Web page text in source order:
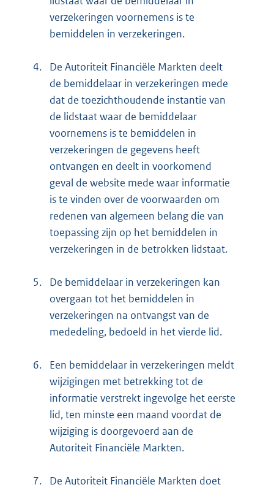
verzekeringen voornemens is te
bemiddelen in verzekeringen.
4.
De Autoriteit Financiële Markten deelt
de bemiddelaar in verzekeringen mede
dat de toezichthoudende instantie van
de lidstaat waar de bemiddelaar
voornemens is te bemiddelen in
verzekeringen de gegevens heeft
ontvangen en deelt in voorkomend
geval de website mede waar informatie
is te vinden over de voorwaarden om
redenen van algemeen belang die van
toepassing zijn op het bemiddelen in
verzekeringen in de betrokken lidstaat.
5.
De bemiddelaar in verzekeringen kan
overgaan tot het bemiddelen in
verzekeringen na ontvangst van de
mededeling, bedoeld in het vierde lid.
6.
Een bemiddelaar in verzekeringen meldt
wijzigingen met betrekking tot de
informatie verstrekt ingevolge het eerste
lid, ten minste een maand voordat de
wijziging is doorgevoerd aan de
Autoriteit Financiële Markten.
7. De Autoriteit Financiële Markten doet